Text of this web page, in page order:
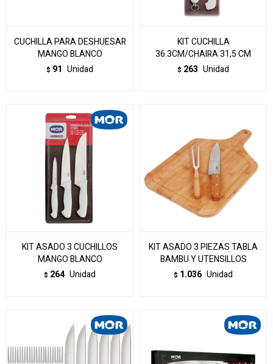
CUCHILLA PARA DESHUESAR
MANGO BLANCO
$ 91 Unidad
KIT CUCHILLA
36.3CM/CHAIRA 31,5 CM
$ 263 Unidad
KIT ASADO 3 CUCHILLOS
MANGO BLANCO
$ 264 Unidad
KIT ASADO 3 PIEZAS TABLA
BAMBU Y UTENSILLOS
$ 1.036 Unidad